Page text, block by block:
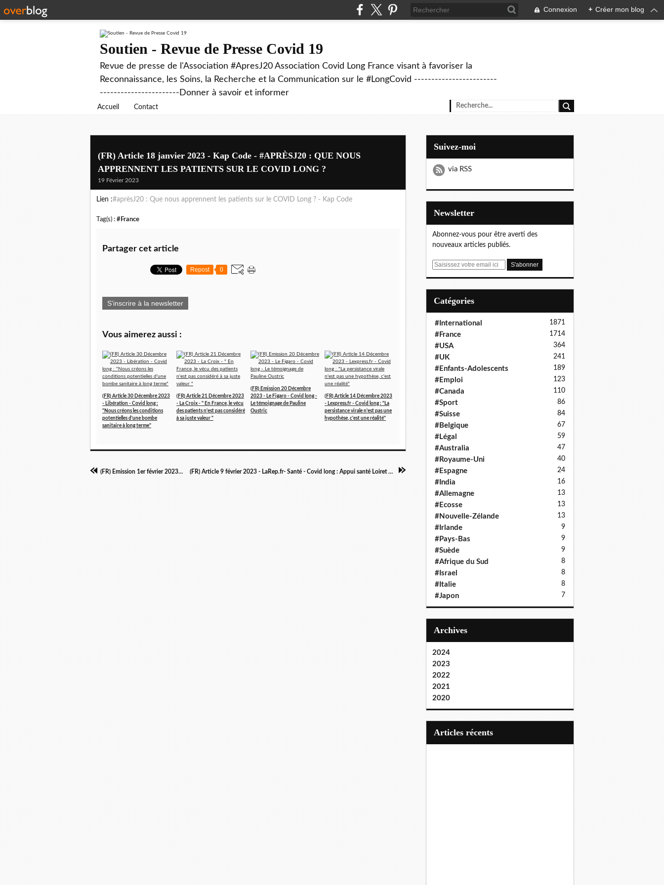
Connexion + Créer mon blog
Soutien - Revue de Presse Covid 19
Revue de presse de l'Association #ApresJ20 Association Covid Long France visant à favoriser la
Reconnaissance, les Soins, la Recherche et la Communication sur le #LongCovid ------------------------
-----------------------Donner à savoir et informer
Accueil Contact
(FR) Article 18 janvier 2023 - Kap Code - #APRÈSJ20 : QUE NOUS
APPRENNENT LES PATIENTS SUR LE COVID LONG ?
19 Février 2023
Lien :#aprèsJ20 : Que nous apprennent les patients sur le COVID Long ? - Kap Code
Tag(s) : #France
Partager cet article
Repost 0
S'inscrire à la newsletter
Vous aimerez aussi :
(FR) Article 30 Décembre 2023
- Libération - Covid long :
"Nous créons les conditions
potentielles d'une bombe
sanitaire à long terme"
(FR) Article 21 Décembre 2023
- La Croix - " En France, le vécu
des patients n'est pas considéré
à sa juste valeur "
(FR) Emission 20 Décembre
2023 - Le Figaro - Covid long -
Le témoignage de Pauline
Oustric
(FR) Article 14 Décembre 2023
- Lexpress.fr - Covid long : "La
persistance virale n'est pas une
hypothèse, c'est une réalité"
(FR) Emission 1er février 2023 - Kap Code - Covid long (FR) Article 9 février 2023 - LaRep.fr- Santé - Covid long : Appui santé Loiret propose un protocole pour tenter de retrouver l'odorat
Suivez-moi
via RSS
Newsletter
Abonnez-vous pour être averti des
nouveaux articles publiés.
E
Catégories
#International 1871
#France 1714
#USA 364
#UK 241
#Enfants-Adolescents 189
#Emploi 123
#Canada 110
#Sport 86
#Suisse 84
#Belgique 67
#Légal 59
#Australia 47
#Royaume-Uni 40
#Espagne 24
#India 16
#Allemagne 13
#Ecosse 13
#Nouvelle-Zélande 13
#Irlande 9
#Pays-Bas 9
#Suède 9
#Afrique du Sud 8
#Israel 8
#Italie 8
#Japon 7
Archives
2024
2023
2022
2021
2020
articles récents